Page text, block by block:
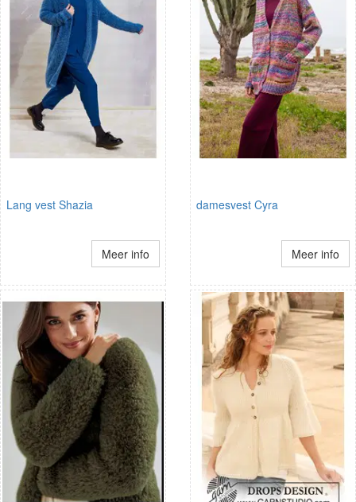
Lang vest Shazia
Meer info
damesvest Cyra
Meer info